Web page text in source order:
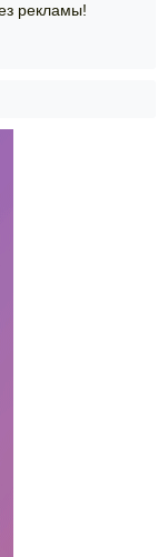
рекламы!